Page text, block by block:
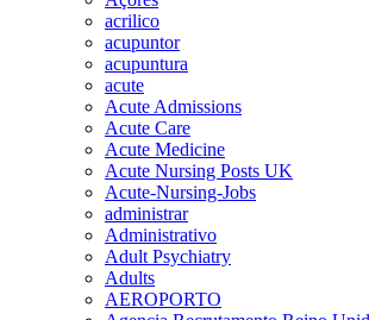
acrilico
acupuntor
acupuntura
acute
Acute Admissions
Acute Care
Acute Medicine
Acute Nursing Posts UK
Acute-Nursing-Jobs
administrar
Administrativo
Adult Psychiatry
Adults
AEROPORTO